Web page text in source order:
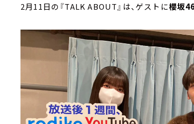
2月11日の『TALK ABOUT』は、ゲストに櫻坂